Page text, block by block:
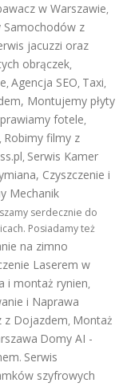
w Warszawie,
Samochodów z
jacuzzi oraz
obrączek,
, Agencja SEO, Taxi,
, Montujemy płyty
fotele,
, Robimy filmy z
, Serwis Kamer
Czyszczenie i
Mechanik
serdecznie do
Posiadamy też
na zimno
Laserem w
i montaż rynien,
i Naprawa
z Dojazdem, Montaż
Domy AI -
. Serwis
szyfrowych